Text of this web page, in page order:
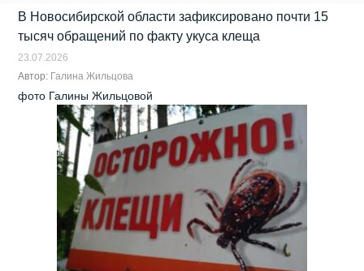
В Новосибирской области зафиксировано почти 15
тысяч обращений по факту укуса клеща
23.07.2026
Автор: Галина Жильцова
фото Галины Жильцовой